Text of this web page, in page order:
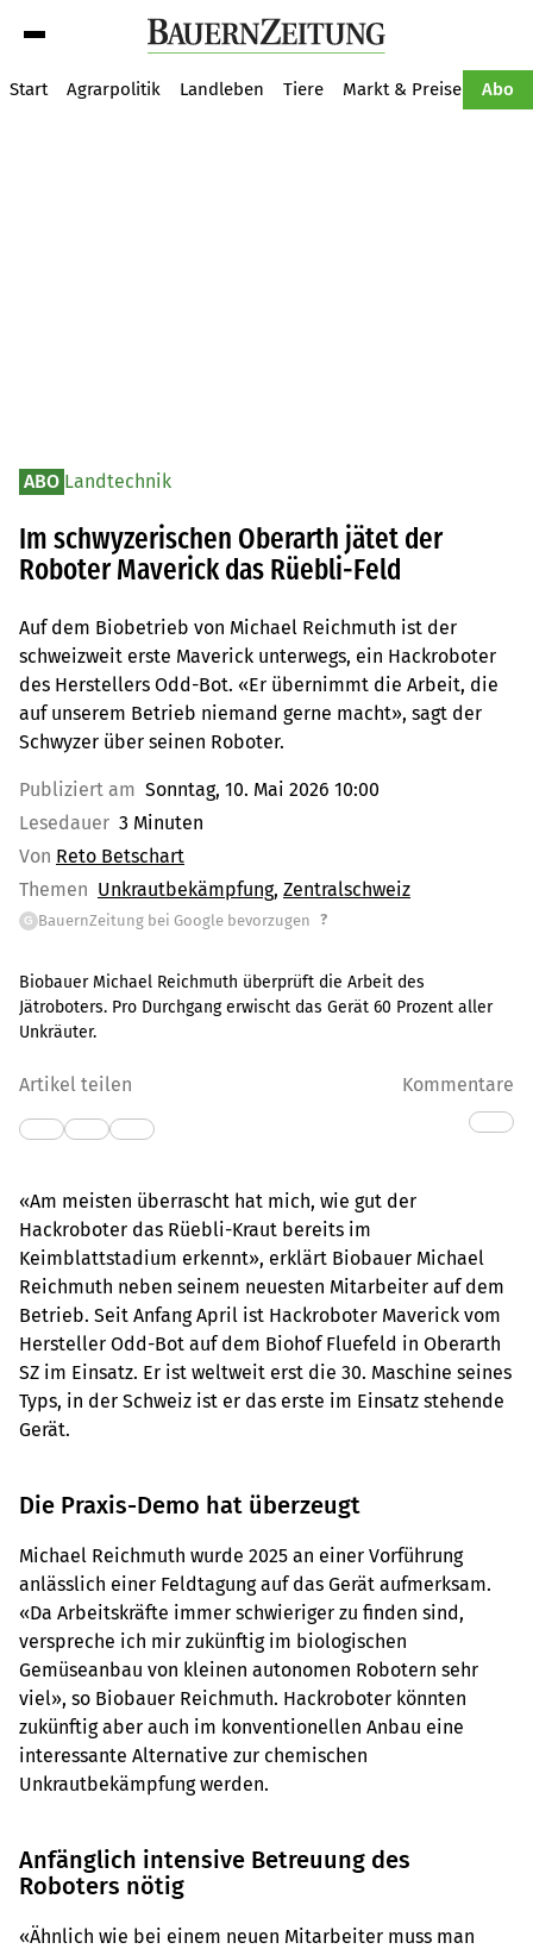
Start Agrarpolitik Landleben Tiere Markt & Preise Abo
ABO Landtechnik
Im schwyzerischen Oberarth jätet der
Roboter Maverick das Rüebli-Feld
Auf dem Biobetrieb von Michael Reichmuth ist der
schweizweit erste Maverick unterwegs, ein Hackroboter
des Herstellers Odd-Bot. «Er übernimmt die Arbeit, die
auf unserem Betrieb niemand gerne macht», sagt der
Schwyzer über seinen Roboter.
Publiziert am Sonntag, 10. Mai 2026 10:00
Lesedauer 3 Minuten
Von Reto Betschart
Themen Unkrautbekämpfung Zentralschweiz
G BauernZeitung bei Google bevorzugen ?
Biobauer Michael Reichmuth überprüft die Arbeit des
Jätroboters. Pro Durchgang erwischt das Gerät 60 Prozent aller
Unkräuter.
Artikel teilen Kommentare
«Am meisten überrascht hat mich, wie gut der
Hackroboter das Rüebli-Kraut bereits im
Keimblattstadium erkennt», erklärt Biobauer Michael
Reichmuth neben seinem neuesten Mitarbeiter auf dem
Betrieb. Seit Anfang April ist Hackroboter Maverick vom
Hersteller Odd-Bot auf dem Biohof Fluefeld in Oberarth
SZ im Einsatz. Er ist weltweit erst die 30. Maschine seines
Typs, in der Schweiz ist er das erste im Einsatz stehende
Gerät.
Die Praxis-Demo hat überzeugt
Michael Reichmuth wurde 2025 an einer Vorführung
anlässlich einer Feldtagung auf das Gerät aufmerksam.
«Da Arbeitskräfte immer schwieriger zu finden sind,
verspreche ich mir zukünftig im biologischen
Gemüseanbau von kleinen autonomen Robotern sehr
viel», so Biobauer Reichmuth. Hackroboter könnten
zukünftig aber auch im konventionellen Anbau eine
interessante Alternative zur chemischen
Unkrautbekämpfung werden.
Anfänglich intensive Betreuung des
Roboters nötig
«Ähnlich wie bei einem neuen Mitarbeiter muss man